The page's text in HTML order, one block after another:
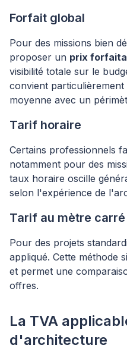
Forfait global
Pour des missions bien
proposer un prix
visibilité totale sur le
convient particulièrement
moyenne avec un
Tarif horaire
Certains professionnels
notamment pour des
taux horaire oscille
selon l'expérience de
Tarif au mètre carré
Pour des projets
appliqué. Cette méthode
et permet une
offres.
La TVA
d'architecture